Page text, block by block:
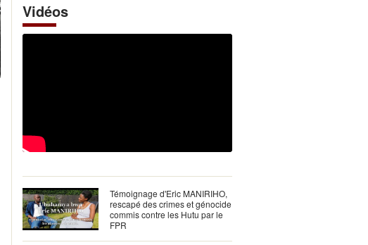
Vidéos
Témoignage d'Eric MANIRIHO,
rescapé des crimes et génocide
commis contre les Hutu par le
FPR